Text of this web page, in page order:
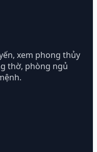
xem phong thủy
thờ, phòng ngủ